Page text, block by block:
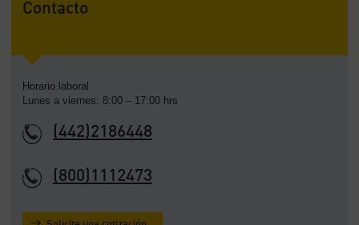
Contacto
Horario laboral
Lunes a viernes: 8:00 – 17:00 hrs
(442)2186448
(800)1112473